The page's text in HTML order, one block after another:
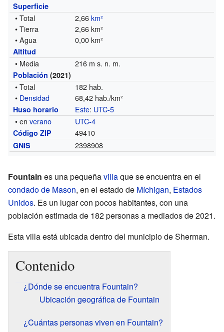
Superficie
• Total 2,66km²
• Tierra
2,66 km²
• Agua
0,00 km²
Altitud
• Media 216 m s. n. m.
Población (2021)
• Total
182 hab.
• Densidad 68,42 hab./km²
Huso horario Este: UTC-5
• enverano UTC-4
Código ZIP 49410
GNIS 2398908
Fountain es una pequeñavillaque se encuentra en el
condado de Mason, en el estado de Míchigan, Estados
Unidos. Es un lugar con pocos habitantes, con una
población estimada de 182 personas a mediados de 2021.
Esta villa está ubicada dentro del municipio de Sherman.
Contenido
¿Dónde se encuentra Fountain?
Ubicación geográfica de Fountain
¿Cuántas personas viven en Fountain?